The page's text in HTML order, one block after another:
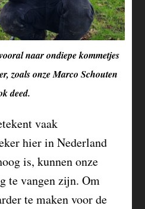
naar ondiepe kommetjes
zoals onze Marco Schouten
deed.
vaak
hier in Nederland
is, kunnen onze
te vangen zijn. Om
te maken voor de